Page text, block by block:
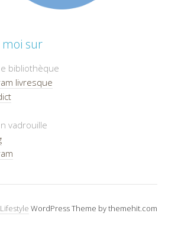
moi sur
bibliothèque
livresque
vadrouille
Lifestyle WordPress Theme by themehit.com